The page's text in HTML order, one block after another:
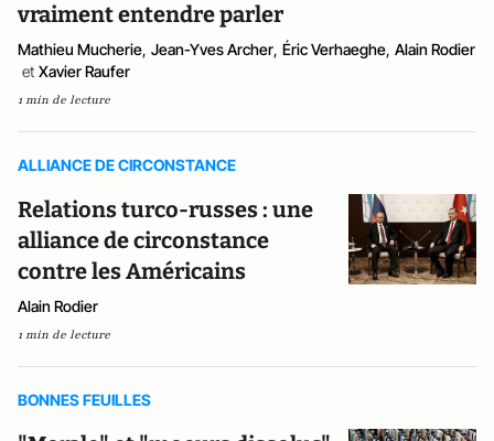
vraiment entendre parler
Mathieu Mucherie, Jean-Yves Archer, Éric Verhaeghe, Alain Rodier
et Xavier Raufer
1 min de lecture
ALLIANCE DE CIRCONSTANCE
Relations turco-russes : une
alliance de circonstance
contre les Américains
Alain Rodier
1 min de lecture
BONNES FEUILLES